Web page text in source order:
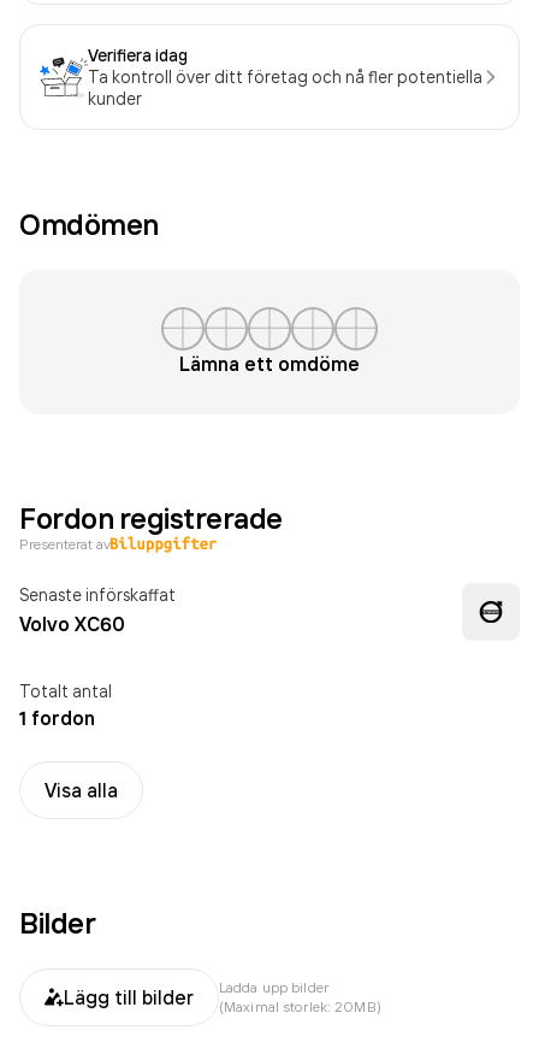
Verifiera idag
Ta kontroll över ditt företag och nå fler potentiella
kunder
Omdömen
Lämna ett omdöme
Fordon registrerade
Presenterat av
Senaste införskaffat
Volvo XC60
Totalt antal
1 fordon
Visa alla
Bilder
Lägg till bilder
Ladda upp bilder
(Maximal storlek: 20MB)